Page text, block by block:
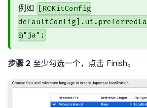
例如
[RCKitConfig
@"ja";
步骤 2 至少勾选一个，点击 Finish。